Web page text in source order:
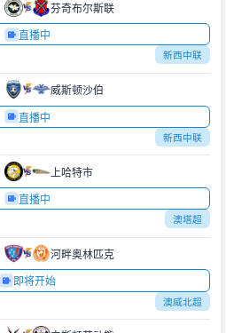
芬奇布尔斯联
直播中
新西中联
威斯顿沙伯
直播中
新西中联
上哈特市
直播中
澳塔超
河畔奥林匹克
即将开始
澳威北超